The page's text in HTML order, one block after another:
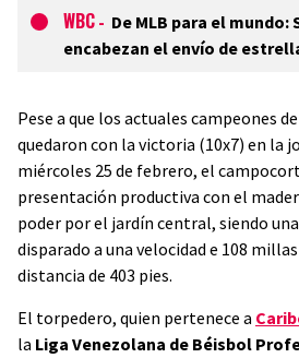
WBC - De MLB para el
encabezan el envío de
Pese a que los actuales campeones
quedaron con la victoria (10x7) en la
miércoles 25 de febrero, el
presentación productiva con el
poder por el jardín central, siendo
disparado a una velocidad e 108
distancia de 403 pies.
El torpedero, quien pertenece a
la Liga Venezolana de Béisbol